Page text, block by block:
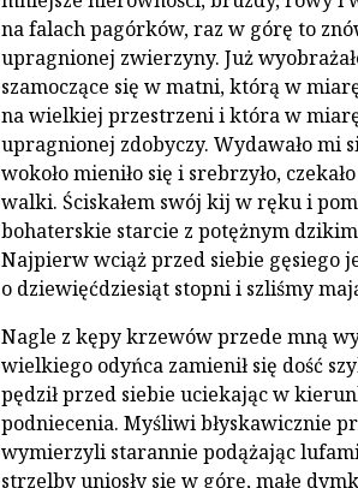
na falach pagórków, raz w górę to
upragnionej zwierzyny. Już
szamoczące się w matni, którą w
na wielkiej przestrzeni i która w
upragnionej zdobyczy. Wydawało mi
wokoło mieniło się i srebrzyło,
walki. Ściskałem swój kij w ręku i
bohaterskie starcie z potężnym
Najpierw wciąż przed siebie gęsiego
o dziewięćdziesiąt stopni i szliśmy
Nagle z kępy krzewów przede mną
wielkiego odyńca zamienił się dość
pędził przed siebie uciekając w
podniecenia. Myśliwi błyskawicznie
wymierzyli starannie podążając
strzelby uniosły się w górę, małe